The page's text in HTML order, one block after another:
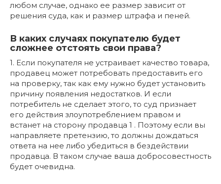
любом случае, однако ее размер зависит от
решения суда, как и размер штрафа и пеней.
В каких случаях покупателю будет
сложнее отстоять свои права?
1. Если покупателя не устраивает качество товара,
продавец может потребовать предоставить его
на проверку, так как ему нужно будет установить
причину появления недостатков. И если
потребитель не сделает этого, то суд признает
его действия злоупотреблением правом и
встанет на сторону продавца 1 . Поэтому если вы
направляете претензию, то должны дождаться
ответа на нее либо убедиться в бездействии
продавца. В таком случае ваша добросовестность
будет очевидна.